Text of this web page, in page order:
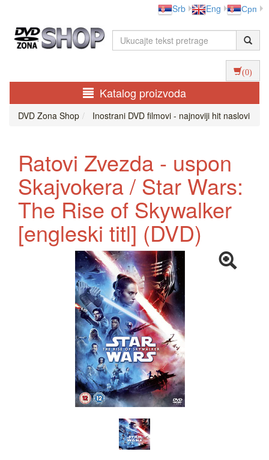
Srb Eng Срп
(0)
Katalog proizvoda
DVD Zona Shop Inostrani DVD filmovi - najnoviji hit naslovi
Ratovi Zvezda - uspon
Skajvokera / Star Wars:
The Rise of Skywalker
[engleski titl] (DVD)